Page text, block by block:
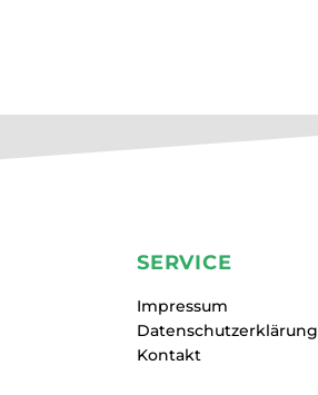
SERVICE
Impressum
Datenschutzerklärung
Kontakt